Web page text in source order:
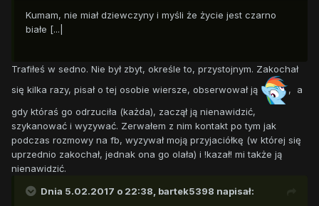
Kumam, nie miał dziewczyny i myśli że życie jest czarno
białe [...|
Trafiłeś w sedno. Nie był zbyt, określe to, przystojnym. Zakochał
się kilka razy, pisał o tej osobie wiersze, obserwował ją
, a
gdy któraś go odrzuciła (każda), zaczął ją nienawidzić,
szykanować i wyzywać. Zerwałem z nim kontakt po tym jak
podczas rozmowy na fb, wyzywał moją przyjaciółkę (w której się
uprzednio zakochał, jednak ona go olała) i !kazał! mi także ją
nienawidzić.
Dnia 5.02.2017 o 22:38, bartek5398 napisał: